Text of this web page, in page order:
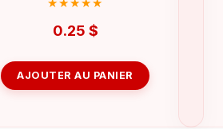
0.25 $
AJOUTER AU PANIER